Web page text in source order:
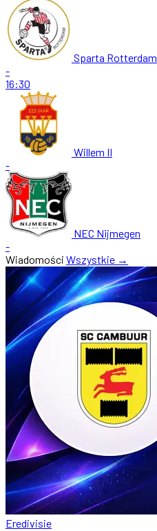
Sparta Rotterdam
-
16:30
Willem II
-
NEC Nijmegen
-
Wiadomości Wszystkie →
Eredivisie